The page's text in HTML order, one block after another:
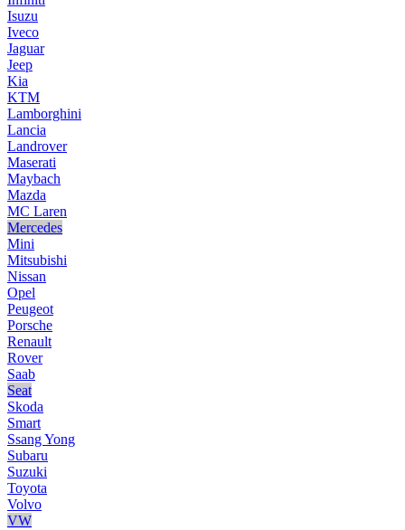
Isuzu
Iveco
Jaguar
Jeep
Kia
KTM
Lamborghini
Lancia
Landrover
Maserati
Maybach
Mazda
MC Laren
Mercedes
Mini
Mitsubishi
Nissan
Opel
Peugeot
Porsche
Renault
Rover
Saab
Seat
Skoda
Smart
Ssang Yong
Subaru
Suzuki
Toyota
Volvo
VW